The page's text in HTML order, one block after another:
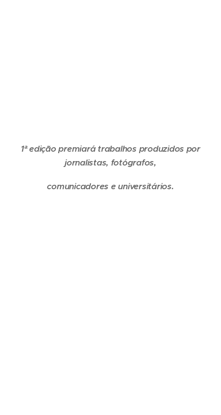
1ª edição premiará trabalhos produzidos por
jornalistas, fotógrafos,
comunicadores e universitários.